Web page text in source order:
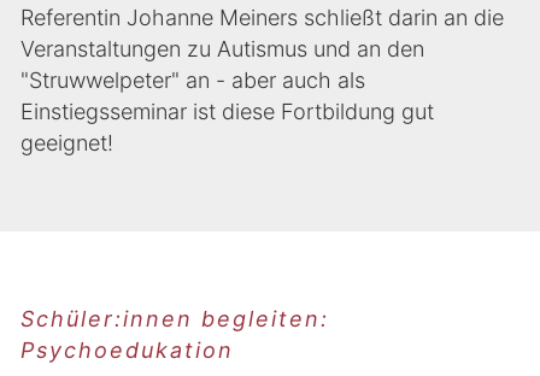
Referentin Johanne Meiners schließt darin an die
Veranstaltungen zu Autismus und an den
"Struwwelpeter" an - aber auch als
Einstiegsseminar ist diese Fortbildung gut
geeignet!
Schüler:innen begleiten:
Psychoedukation